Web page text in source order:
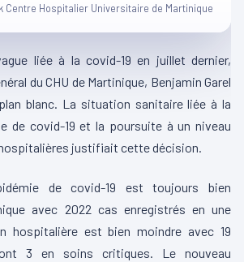
Centre Hospitalier Universitaire de Martinique
liée à la covid-19 en juillet dernier,
du CHU de Martinique, Benjamin Garel
blanc. La situation sanitaire liée à la
de covid-19 et la poursuite à un niveau
justifiait cette décision.
de covid-19 est toujours bien
avec 2022 cas enregistrés en une
hospitalière est bien moindre avec 19
3 en soins critiques. Le nouveau